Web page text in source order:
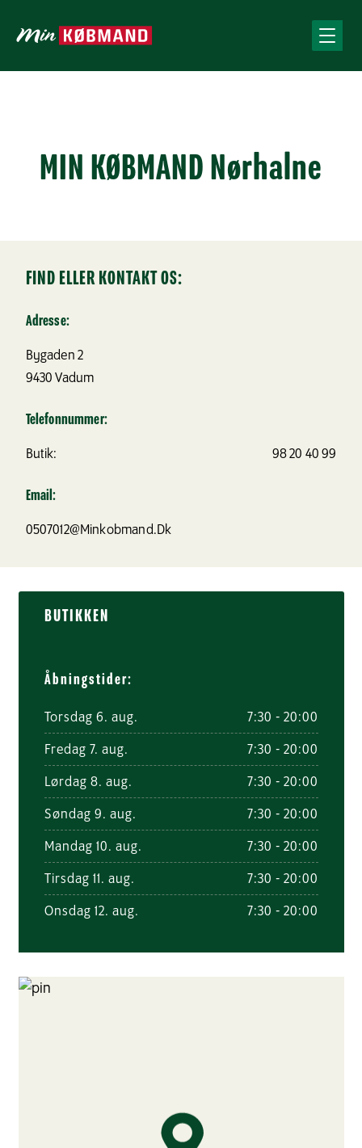
MIN KØBMAND Nørhalne
FIND ELLER KONTAKT OS:
Adresse:
Bygaden 2
9430 Vadum
Telefonnummer:
Butik: 98 20 40 99
Email:
0507012@Minkobmand.Dk
BUTIKKEN
Åbningstider:
Torsdag 6. aug. 7:30 - 20:00
Fredag 7. aug. 7:30 - 20:00
Lørdag 8. aug. 7:30 - 20:00
Søndag 9. aug. 7:30 - 20:00
Mandag 10. aug. 7:30 - 20:00
Tirsdag 11. aug. 7:30 - 20:00
Onsdag 12. aug. 7:30 - 20:00